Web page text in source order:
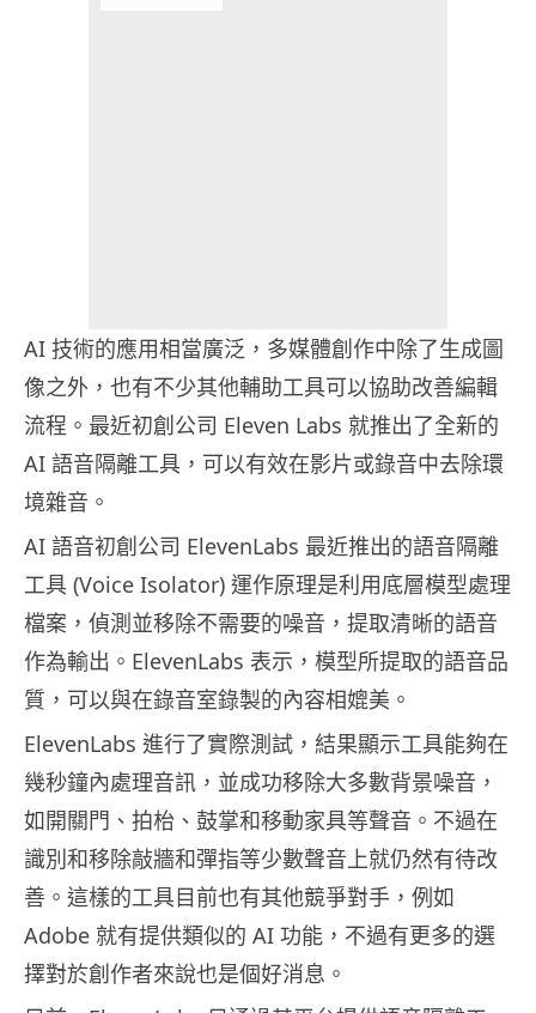
AI 技術的應用相當廣泛，多媒體創作中除了生成圖
像之外，也有不少其他輔助工具可以協助改善編輯
流程。最近初創公司 Eleven Labs 就推出了全新的
AI 語音隔離工具，可以有效在影片或錄音中去除環
境雜音。
AI 語音初創公司 ElevenLabs 最近推出的語音隔離
工具 (Voice Isolator) 運作原理是利用底層模型處理
檔案，偵測並移除不需要的噪音，提取清晰的語音
作為輸出。ElevenLabs 表示，模型所提取的語音品
質，可以與在錄音室錄製的內容相媲美。
ElevenLabs 進行了實際測試，結果顯示工具能夠在
幾秒鐘內處理音訊，並成功移除大多數背景噪音，
如開關門、拍枱、鼓掌和移動家具等聲音。不過在
識別和移除敲牆和彈指等少數聲音上就仍然有待改
善。這樣的工具目前也有其他競爭對手，例如
Adobe 就有提供類似的 AI 功能，不過有更多的選
擇對於創作者來說也是個好消息。